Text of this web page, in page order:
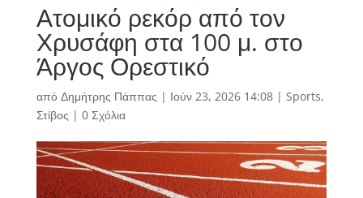
Ατομικό ρεκόρ από τον
Χρυσάφη στα 100 μ. στο
Άργος Ορεστικό
από Δημήτρης Πάππας | Ιούν 23, 2026 14:08| Sports,
Στίβος | 0 Σχόλια